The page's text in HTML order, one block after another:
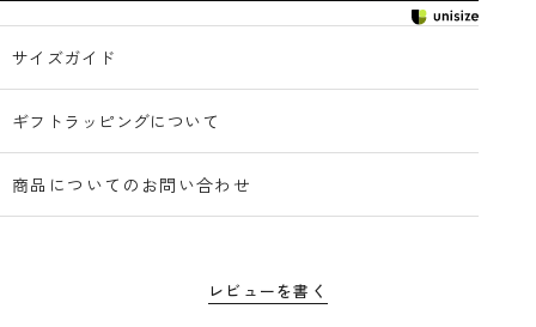
サイズガイド
ギフトラッピングについて
商品についてのお問い合わせ
レビューを書く